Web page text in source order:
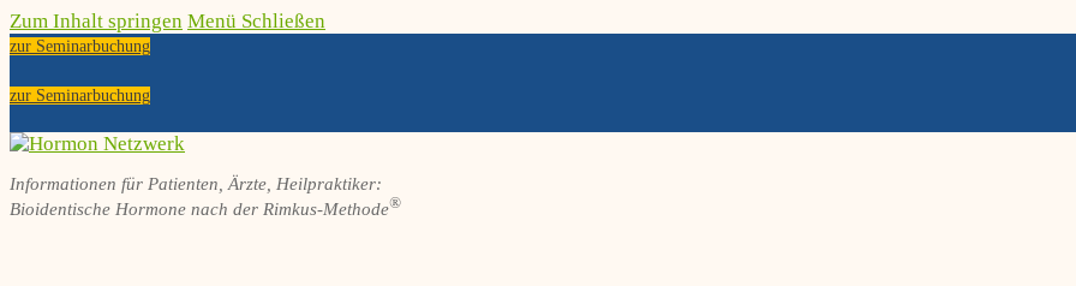
Zum Inhalt springen Menü Schließen
zur Seminarbuchung
zur Seminarbuchung
Informationen für Patienten, Ärzte, Heilpraktiker:
Bioidentische Hormone nach der Rimkus-Methode®